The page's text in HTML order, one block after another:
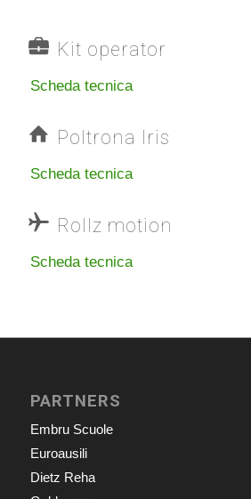
Kit operator
Scheda tecnica
Poltrona Iris
Scheda tecnica
Rollz motion
Scheda tecnica
PARTNERS
Embru Scuole
Euroausili
Dietz Reha